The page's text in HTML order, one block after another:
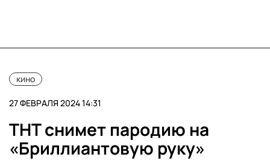
кино
27 ФЕВРАЛЯ 2024 14:31
ТНТ снимет пародию на
«Бриллиантовую руку»